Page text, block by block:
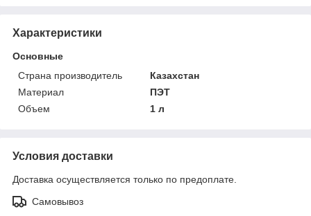
Характеристики
Основные
Страна производитель
Казахстан
Материал
ПЭТ
Объем
1 л
Условия доставки
Доставка осуществляется только по предоплате.
Самовывоз